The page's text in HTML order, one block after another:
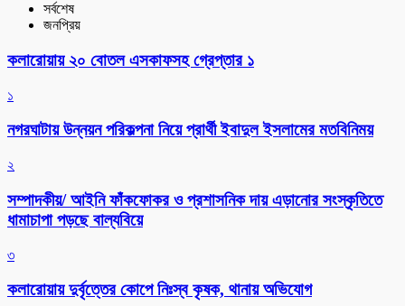
সর্বশেষ
জনপ্রিয়
কলারোয়ায় ২০ বোতল এসকাফসহ গ্রেপ্তার ১
১
নগরঘাটায় উন্নয়ন পরিকল্পনা নিয়ে প্রার্থী ইবাদুল ইসলামের মতবিনিময়
২
সম্পাদকীয়/ আইনি ফাঁকফোকর ও প্রশাসনিক দায় এড়ানোর সংস্কৃতিতে
ধামাচাপা পড়ছে বাল্যবিয়ে
৩
কলারোয়ায় দুর্বৃত্তের কোপে নিঃস্ব কৃষক, থানায় অভিযোগ